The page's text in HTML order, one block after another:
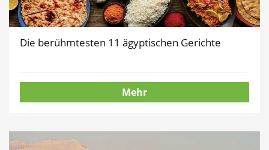
Die berühmtesten 11 ägyptischen Gerichte
Mehr